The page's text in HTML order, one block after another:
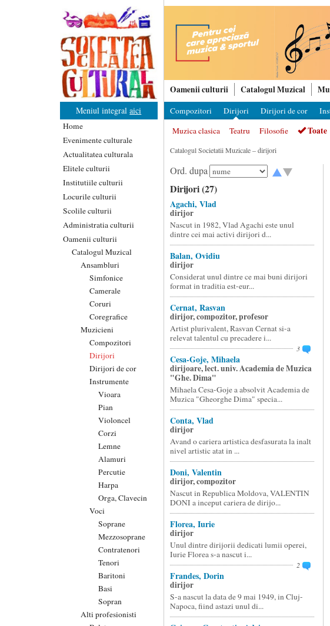
Meniul integralaici
Home
Evenimente culturale
Actualitatea culturala
Elitele culturii
Institutiile culturii
Locurile culturii
Scolile culturii
Administratia culturii
Oamenii culturii
Catalogul Muzical
Ansambluri
Simfonice
Camerale
Coruri
Coregrafice
Muzicieni
Compozitori
Dirijori
Dirijori de cor
Instrumente
Vioara
Pian
Violoncel
Corzi
Lemne
Alamuri
Percutie
Harpa
Orga, Clavecin
Voci
Soprane
Mezzosoprane
Contratenori
Tenori
Baritoni
Basi
Sopran
Alti profesionisti
Oamenii culturii Catalogul Muzical
Compozitori Dirijori Dirijori de cor
Muzica clasica
Teatru Filosofie Toate
Catalogul Societatii Muzicale – dirijori
Ord. dupa
Dirijori (27)
Agachi, Vlad
dirijor
Nascut in 1982, Vlad Agachi este unul
dintre cei mai activi dirijori d...
Balan, Ovidiu
dirijor
Considerat unul dintre ce mai buni dirijori
format in traditia est-eur...
Cernat, Rasvan
dirijor, compozitor, profesor
Artist plurivalent, Rasvan Cernat si-a
relevat talentul cu precadere i...
3
Cesa-Goje, Mihaela
dirijoare, lect. univ. Academia de Muzica
"Ghe. Dima"
Mihaela Cesa-Goje a absolvit Academia de
Muzica "Gheorghe Dima" specia...
Conta, Vlad
dirijor
Avand o cariera artistica desfasurata la inalt
nivel artistic atat in ...
Doni, Valentin
dirijor, compozitor
Nascut in Republica Moldova, VALENTIN
DONI a inceput cariera de dirijo...
Florea, Iurie
dirijor
Unul dintre dirijorii dedicati lumii operei,
Iurie Florea s-a nascut i...
2
Frandes, Dorin
dirijor
S-a nascut la data de 9 mai 1949, in Cluj-
Napoca, fiind astazi unul di...